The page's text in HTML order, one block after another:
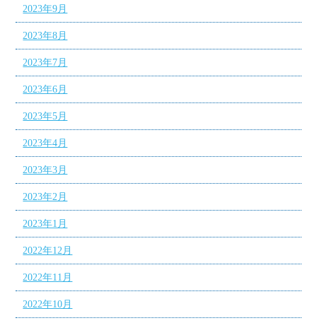
2023年9月
2023年8月
2023年7月
2023年6月
2023年5月
2023年4月
2023年3月
2023年2月
2023年1月
2022年12月
2022年11月
2022年10月